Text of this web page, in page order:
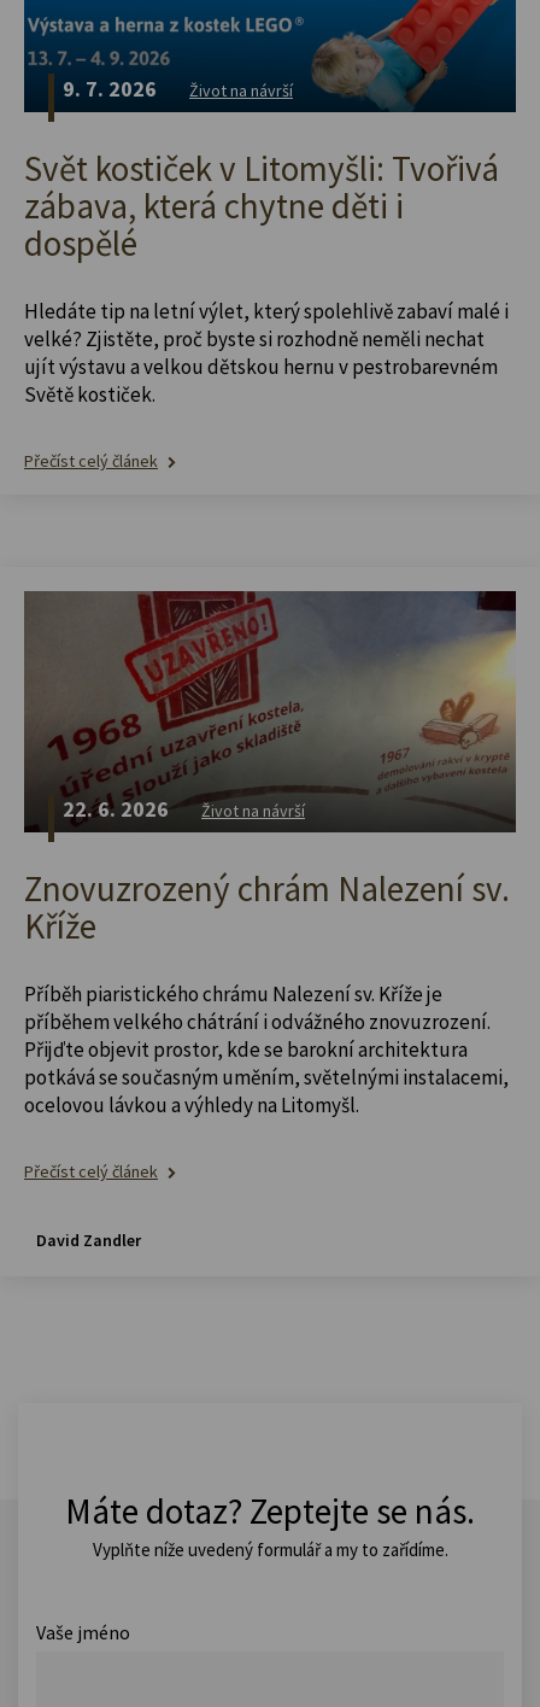
9. 7. 2026 Život na návrší
Svět kostiček v Litomyšli: Tvořivá
zábava, která chytne děti i
dospělé
Hledáte tip na letní výlet, který spolehlivě zabaví malé i
velké? Zjistěte, proč byste si rozhodně neměli nechat
ujít výstavu a velkou dětskou hernu v pestrobarevném
Světě kostiček.
Přečíst celý článek
22. 6. 2026 Život na návrší
Znovuzrozený chrám Nalezení sv.
Kříže
Příběh piaristického chrámu Nalezení sv. Kříže je
příběhem velkého chátrání i odvážného znovuzrození.
Přijďte objevit prostor, kde se barokní architektura
potkává se současným uměním, světelnými instalacemi,
ocelovou lávkou a výhledy na Litomyšl.
Přečíst celý článek
David Zandler
Máte dotaz? Zeptejte se nás.
Vyplňte níže uvedený formulář a my to zařídíme.
Vaše jméno